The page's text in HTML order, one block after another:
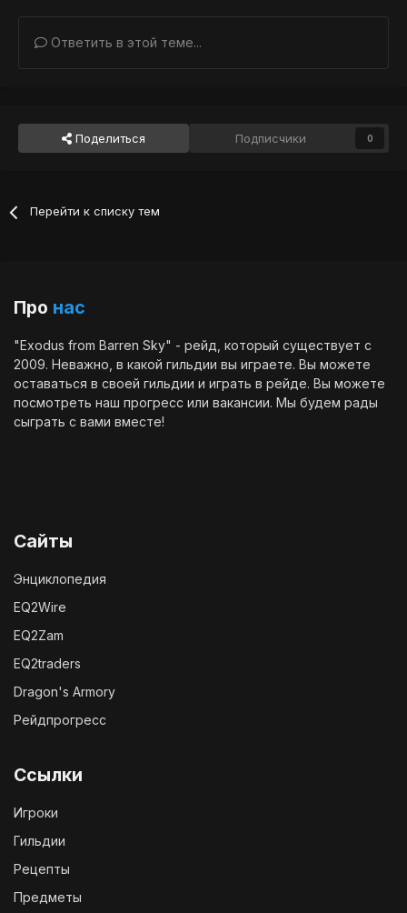
Ответить в этой теме...
Поделиться Подписчики 0
Перейти к списку тем
Про нас
"Exodus from Barren Sky" - рейд, который существует с
2009. Неважно, в какой гильдии вы играете. Вы можете
оставаться в своей гильдии и играть в рейде. Вы можете
посмотреть наш прогресс или вакансии. Мы будем рады
сыграть с вами вместе!
Сайты
Энциклопедия
EQ2Wire
EQ2Zam
EQ2traders
Dragon's Armory
Рейдпрогресс
Ссылки
Игроки
Гильдии
Рецепты
Предметы